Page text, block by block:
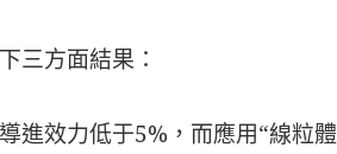
三方面結果：
進效力低于5%，而應用“線粒體